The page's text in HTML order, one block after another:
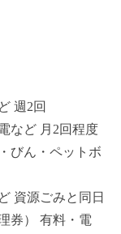
週2回
など 月2回程度
びん・ペットボ
資源ごみと同日
券） 有料・電